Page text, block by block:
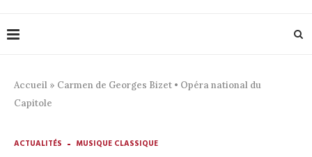
Accueil » Carmen de Georges Bizet • Opéra national du
Capitole
ACTUALITÉS MUSIQUE CLASSIQUE